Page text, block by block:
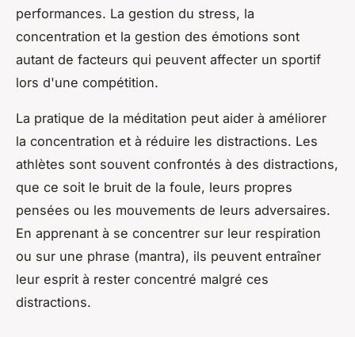
performances. La gestion du stress, la
concentration et la gestion des émotions sont
autant de facteurs qui peuvent affecter un sportif
lors d'une compétition.
La pratique de la méditation peut aider à améliorer
la concentration et à réduire les distractions. Les
athlètes sont souvent confrontés à des distractions,
que ce soit le bruit de la foule, leurs propres
pensées ou les mouvements de leurs adversaires.
En apprenant à se concentrer sur leur respiration
ou sur une phrase (mantra), ils peuvent entraîner
leur esprit à rester concentré malgré ces
distractions.